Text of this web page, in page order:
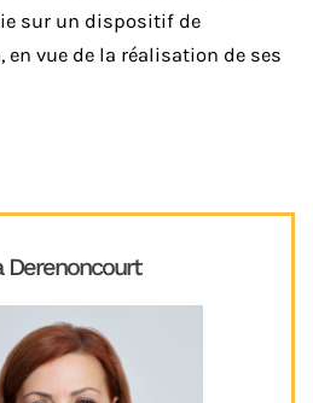
sur un dispositif de
vue de la réalisation de ses
Derenoncourt